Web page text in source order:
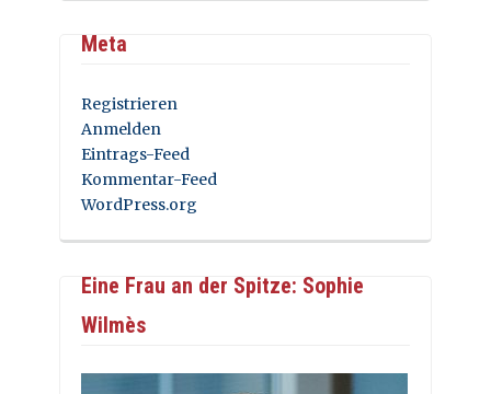
Meta
Registrieren
Anmelden
Eintrags-Feed
Kommentar-Feed
WordPress.org
Eine Frau an der Spitze: Sophie
Wilmès